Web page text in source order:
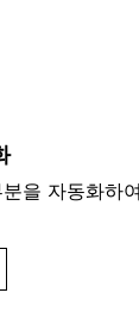
을 자동화하